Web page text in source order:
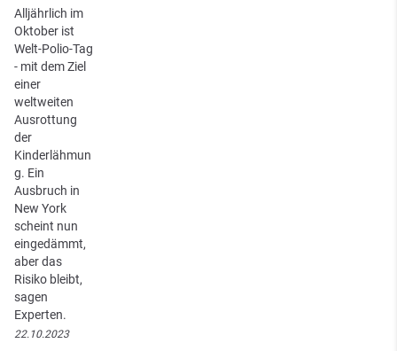
Alljährlich im
Oktober ist
Welt-Polio-Tag
- mit dem Ziel
einer
weltweiten
Ausrottung
der
Kinderlähmun
g. Ein
Ausbruch in
New York
scheint nun
eingedämmt,
aber das
Risiko bleibt,
sagen
Experten.
22.10.2023